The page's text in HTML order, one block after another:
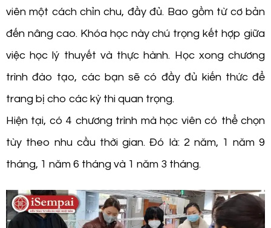
viên một cách chỉn chu, đầy đủ. Bao gồm từ cơ bản
đến nâng cao. Khóa học này chú trọng kết hợp giữa
việc học lý thuyết và thực hành. Học xong chương
trình đào tạo, các bạn sẽ có đầy đủ kiến thức để
trang bị cho các kỳ thi quan trọng.
Hiện tại, có 4 chương trình mà học viên có thể chọn
tùy theo nhu cầu thời gian. Đó là: 2 năm, 1 năm 9
tháng, 1 năm 6 tháng và 1 năm 3 tháng.